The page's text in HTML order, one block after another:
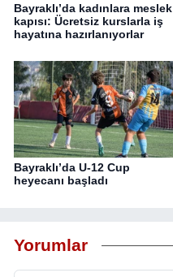
Bayraklı’da kadınlara meslek
kapısı: Ücretsiz kurslarla iş
hayatına hazırlanıyorlar
Bayraklı’da U-12 Cup
heyecanı başladı
Yorumlar